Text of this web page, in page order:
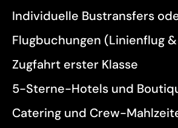
Individuelle Bustransfers
Flugbuchungen (Linienflug
Zugfahrt erster Klasse
5-Sterne-Hotels und
Catering und Crew-